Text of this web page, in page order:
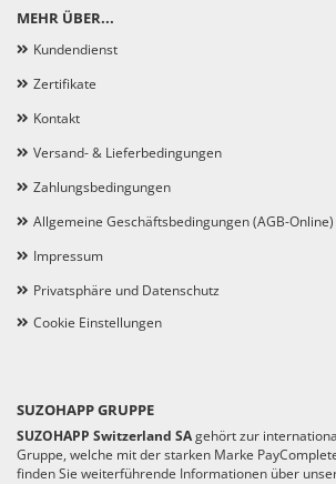
MEHR ÜBER...
Kundendienst
Zertifikate
Kontakt
Versand- & Lieferbedingungen
Zahlungsbedingungen
Allgemeine Geschäftsbedingungen (AGB-Online)
Impressum
Privatsphäre und Datenschutz
Cookie Einstellungen
SUZOHAPP GRUPPE
SUZOHAPP Switzerland SAgehört zur
Gruppe, welche mit der starken Marke
finden Sie weiterführende Informationen über